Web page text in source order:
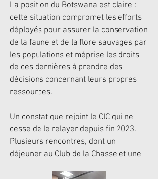
La position du Botswana est claire :
cette situation compromet les efforts
déployés pour assurer la conservation
de la faune et de la flore sauvages par
les populations et méprise les droits
de ces dernières à prendre des
décisions concernant leurs propres
ressources.
Un constat que rejoint le CIC qui ne
cesse de le relayer depuis fin 2023.
Plusieurs rencontres, dont un
déjeuner au Club de la Chasse et une